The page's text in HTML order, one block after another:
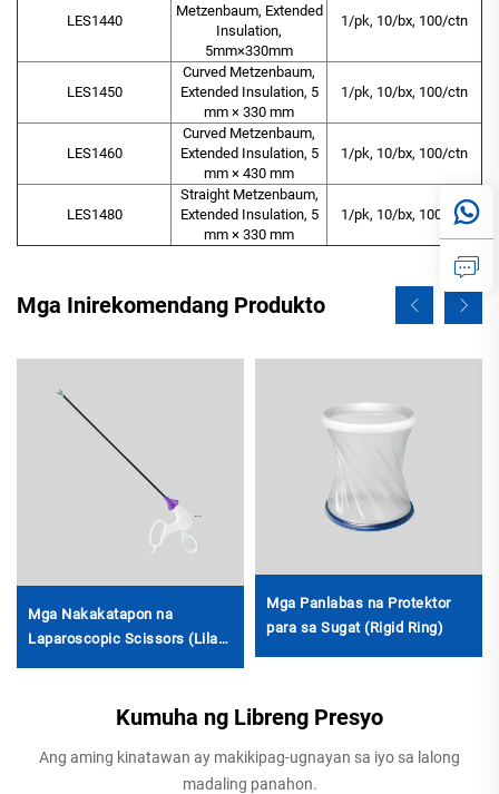
LES1440
Metzenbaum, Extended
Insulation,
5mm×330mm
1/pk, 10/bx, 100/ctn
LES1450
Curved Metzenbaum,
Extended Insulation, 5
mm × 330 mm
1/pk, 10/bx, 100/ctn
LES1460
Curved Metzenbaum,
Extended Insulation, 5
mm × 430 mm
1/pk, 10/bx, 100/ctn
LES1480
Straight Metzenbaum,
Extended Insulation, 5
mm × 330 mm
1/pk, 10/bx, 100/ctn
Mga Inirekomendang Produkto
Mga Nakakatapon na
Laparoscopic Scissors (Lila
Mga Panlabas na Protektor
para sa Sugat (Rigid Ring)
Kumuha ng Libreng Presyo
Ang aming kinatawan ay makikipag-ugnayan sa iyo sa lalong
madaling panahon.